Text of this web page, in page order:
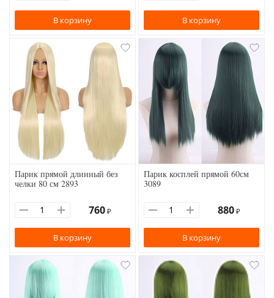
В корзину В корзину
Парик прямой длинный без
челки 80 см 2893
760 ₽
В корзину
Парик косплей прямой 60см
3089
880 ₽
В корзину